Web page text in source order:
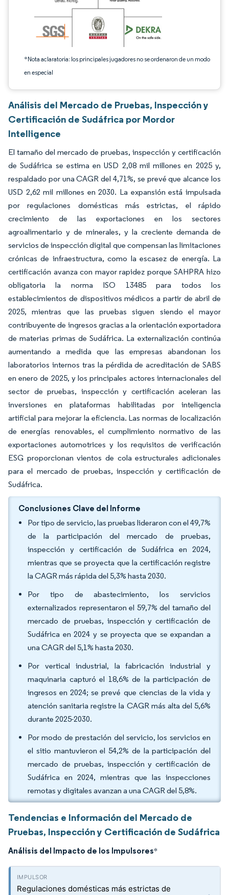
*Nota aclaratoria: los principales jugadores no se ordenaron de un modo
en especial
Análisis del Mercado de Pruebas, Inspección y
Certificación de Sudáfrica por Mordor
Intelligence
El tamaño del mercado de pruebas, inspección y certificación
de Sudáfrica se estima en USD 2,08 mil millones en 2025 y,
respaldado por una CAGR del 4,71%, se prevé que alcance los
USD 2,62 mil millones en 2030. La expansión está impulsada
por regulaciones domésticas más estrictas, el rápido
crecimiento de las exportaciones en los sectores
agroalimentario y de minerales, y la creciente demanda de
servicios de inspección digital que compensan las limitaciones
crónicas de infraestructura, como la escasez de energía. La
certificación avanza con mayor rapidez porque SAHPRA hizo
obligatoria la norma ISO 13485 para todos los
establecimientos de dispositivos médicos a partir de abril de
2025, mientras que las pruebas siguen siendo el mayor
contribuyente de ingresos gracias a la orientación exportadora
de materias primas de Sudáfrica. La externalización continúa
aumentando a medida que las empresas abandonan los
laboratorios internos tras la pérdida de acreditación de SABS
en enero de 2025, y los principales actores internacionales del
sector de pruebas, inspección y certificación aceleran las
inversiones en plataformas habilitadas por inteligencia
artificial para mejorar la eficiencia. Las normas de localización
de energías renovables, el cumplimiento normativo de las
exportaciones automotrices y los requisitos de verificación
ESG proporcionan vientos de cola estructurales adicionales
para el mercado de pruebas, inspección y certificación de
Sudáfrica.
Conclusiones Clave del Informe
Por tipo de servicio, las pruebas lideraron con el 49,7%
de la participación del mercado de pruebas,
inspección y certificación de Sudáfrica en 2024,
mientras que se proyecta que la certificación registre
la CAGR más rápida del 5,3% hasta 2030.
Por tipo de abastecimiento, los servicios
externalizados representaron el 59,7% del tamaño del
mercado de pruebas, inspección y certificación de
Sudáfrica en 2024 y se proyecta que se expandan a
una CAGR del 5,1% hasta 2030.
Por vertical industrial, la fabricación industrial y
maquinaria capturó el 18,6% de la participación de
ingresos en 2024; se prevé que ciencias de la vida y
atención sanitaria registre la CAGR más alta del 5,6%
durante 2025-2030.
Por modo de prestación del servicio, los servicios en
el sitio mantuvieron el 54,2% de la participación del
mercado de pruebas, inspección y certificación de
Sudáfrica en 2024, mientras que las inspecciones
remotas y digitales avanzan a una CAGR del 5,8%.
Tendencias e Información del Mercado de
Pruebas, Inspección y Certificación de Sudáfrica
Análisis del Impacto de los Impulsores*
Regulaciones domésticas más estrictas de